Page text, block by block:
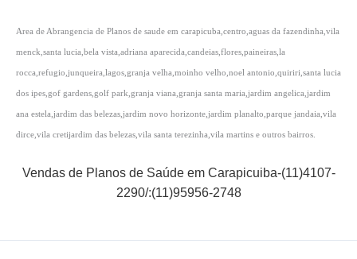
Area de Abrangencia de Planos de saude em carapicuba,centro,aguas da fazendinha,vila
menck,santa lucia,bela vista,adriana aparecida,candeias,flores,paineiras,la
rocca,refugio,junqueira,lagos,granja velha,moinho velho,noel antonio,quiriri,santa lucia
dos ipes,gof gardens,golf park,granja viana,granja santa maria,jardim angelica,jardim
ana estela,jardim das belezas,jardim novo horizonte,jardim planalto,parque jandaia,vila
dirce,vila cretijardim das belezas,vila santa terezinha,vila martins e outros bairros.
Vendas de Planos de Saúde em Carapicuiba-(11)4107-
2290/:(11)95956-2748